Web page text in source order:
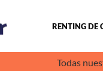
RENTING DE
Todas